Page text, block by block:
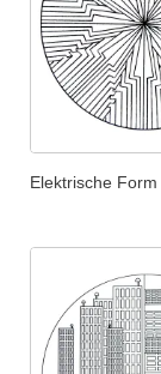
Elektrische Form